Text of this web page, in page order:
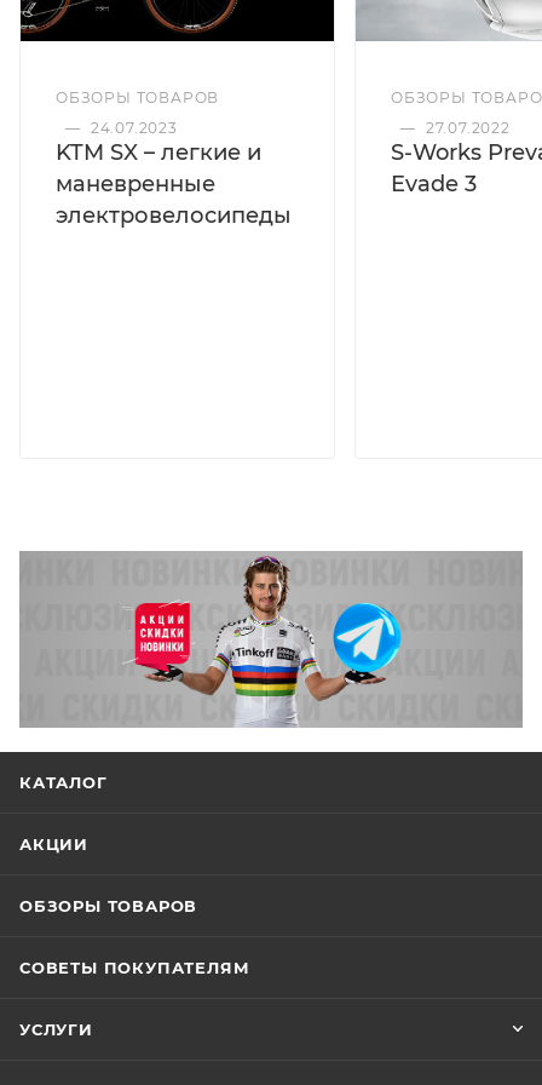
ОБЗОРЫ ТОВАРОВ
— 24.07.2023
KTM SX – легкие и
маневренные
электровелосипеды
ОБЗОРЫ
— 27.07.2022
S-Works
Evade 3
КАТАЛОГ
АКЦИИ
ОБЗОРЫ ТОВАРОВ
СОВЕТЫ ПОКУПАТЕЛЯМ
УСЛУГИ